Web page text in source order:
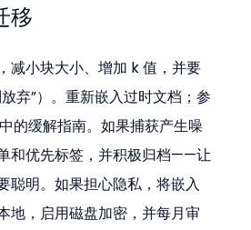
移
减小块大小、增加 k 值，并要
弃”）。重新嵌入过时文档；参
中的缓解指南。如果捕获产生噪
和优先标签，并积极归档——让
聪明。如果担心隐私，将嵌入
地，启用磁盘加密，并每月审